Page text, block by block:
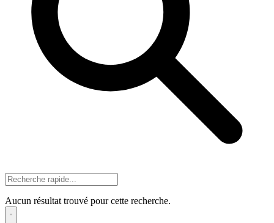
Aucun résultat trouvé pour cette recherche.